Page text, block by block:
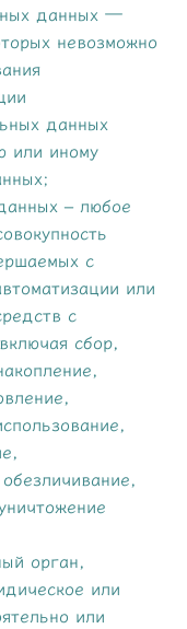
данных —
невозможно
данных
или иному
– любое
с
или
с
сбор,
орган,
или
или